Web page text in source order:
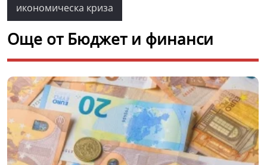
икономическа криза
Още от Бюджет и финанси